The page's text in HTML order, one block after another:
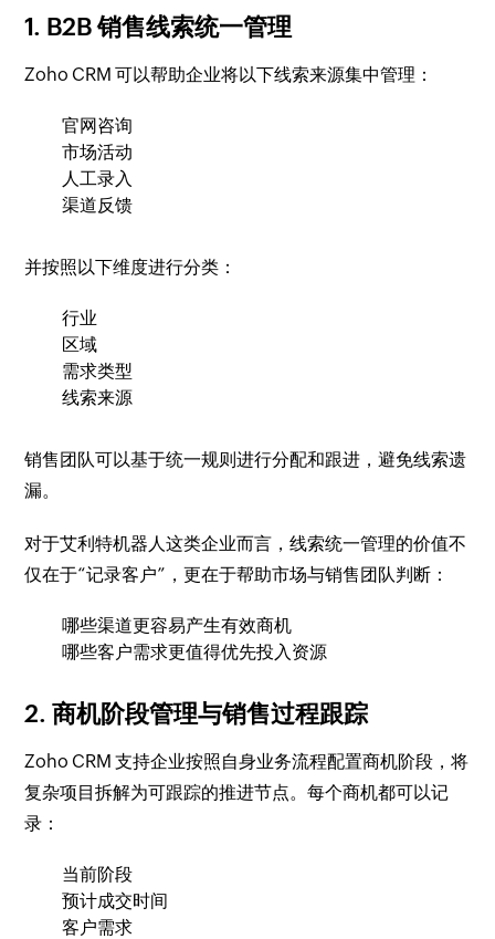
1. B2B 销售线索统一管理
Zoho CRM 可以帮助企业将以下线索来源集中管理：
官网咨询
市场活动
人工录入
渠道反馈
并按照以下维度进行分类：
行业
区域
需求类型
线索来源
销售团队可以基于统一规则进行分配和跟进，避免线索遗
漏。
对于艾利特机器人这类企业而言，线索统一管理的价值不
仅在于“记录客户”，更在于帮助市场与销售团队判断：
哪些渠道更容易产生有效商机
哪些客户需求更值得优先投入资源
2. 商机阶段管理与销售过程跟踪
Zoho CRM 支持企业按照自身业务流程配置商机阶段，将
复杂项目拆解为可跟踪的推进节点。每个商机都可以记
录：
当前阶段
预计成交时间
客户需求